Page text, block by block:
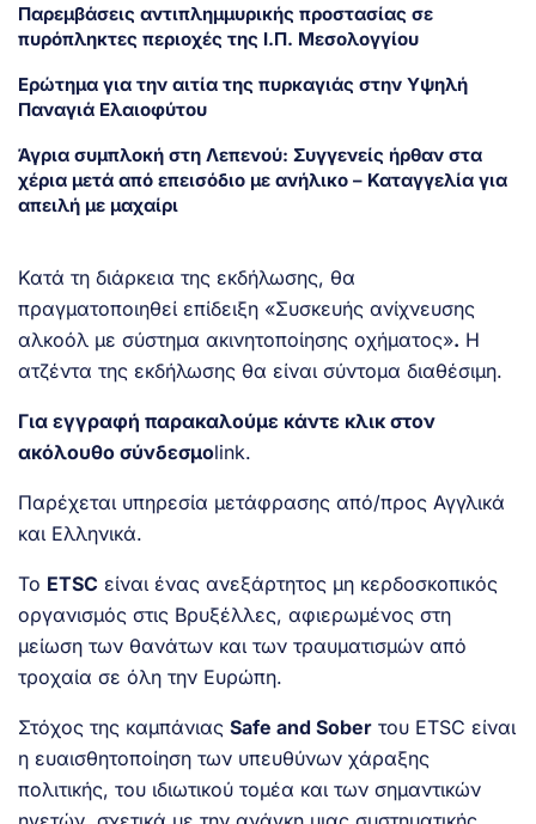
Παρεμβάσεις αντιπλημμυρικής προστασίας σε
πυρόπληκτες περιοχές της Ι.Π. Μεσολογγίου
Ερώτημα για την αιτία της πυρκαγιάς στην Υψηλή
Παναγιά Ελαιοφύτου
Άγρια συμπλοκή στη Λεπενού: Συγγενείς ήρθαν στα
χέρια μετά από επεισόδιο με ανήλικο – Καταγγελία για
απειλή με μαχαίρι
Κατά τη διάρκεια της εκδήλωσης, θα
πραγματοποιηθεί επίδειξη «Συσκευής ανίχνευσης
αλκοόλ με σύστημα ακινητοποίησης οχήματος». Η
ατζέντα της εκδήλωσης θα είναι σύντομα διαθέσιμη.
Για εγγραφή παρακαλούμε κάντε κλικ στον
ακόλουθο σύνδεσμοlink.
Παρέχεται υπηρεσία μετάφρασης από/προς Αγγλικά
και Ελληνικά.
Το ETSC είναι ένας ανεξάρτητος μη κερδοσκοπικός
οργανισμός στις Βρυξέλλες, αφιερωμένος στη
μείωση των θανάτων και των τραυματισμών από
τροχαία σε όλη την Ευρώπη.
Στόχος της καμπάνιας Safe and Sober του ETSC είναι
η ευαισθητοποίηση των υπευθύνων χάραξης
πολιτικής, του ιδιωτικού τομέα και των σημαντικών